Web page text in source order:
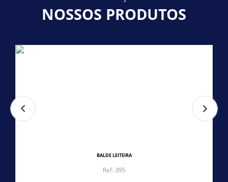
NOSSOS PRODUTOS
BALDE LEITEIRA
Ref: 395